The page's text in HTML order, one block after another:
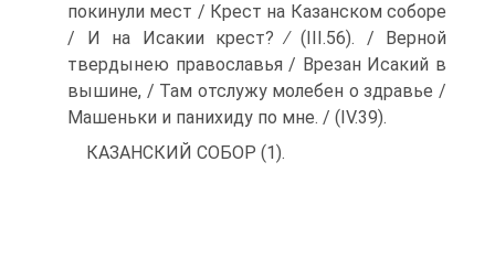
покинули мест / Крест на Казанском соборе
/ И на Исакии крест? ∕ (III.56). / Верной
твердынею православья / Врезан Исакий в
вышине, / Там отслужу молебен о здравье /
Машеньки и панихиду по мне. / (IV.39).
КАЗАНСКИЙ СОБОР (1).